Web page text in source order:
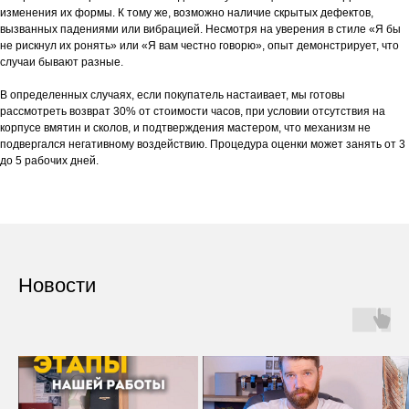
изменения их формы. К тому же, возможно наличие скрытых дефектов,
вызванных падениями или вибрацией. Несмотря на уверения в стиле «Я бы
не рискнул их ронять» или «Я вам честно говорю», опыт демонстрирует, что
случаи бывают разные.
В определенных случаях, если покупатель настаивает, мы готовы
рассмотреть возврат 30% от стоимости часов, при условии отсутствия на
корпусе вмятин и сколов, и подтверждения мастером, что механизм не
подвергался негативному воздействию. Процедура оценки может занять от 3
до 5 рабочих дней.
Новости